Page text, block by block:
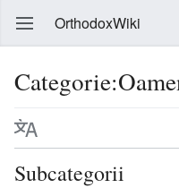
OrthodoxWiki
Subcategorii